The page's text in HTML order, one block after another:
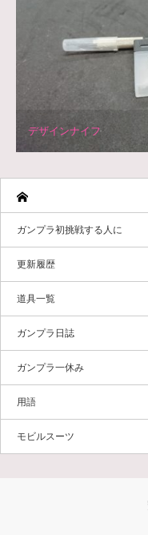
デザインナイフ
ガンプラ初挑戦する人に
更新履歴
道具一覧
ガンプラ日誌
ガンプラ一休み
用語
モビルスーツ